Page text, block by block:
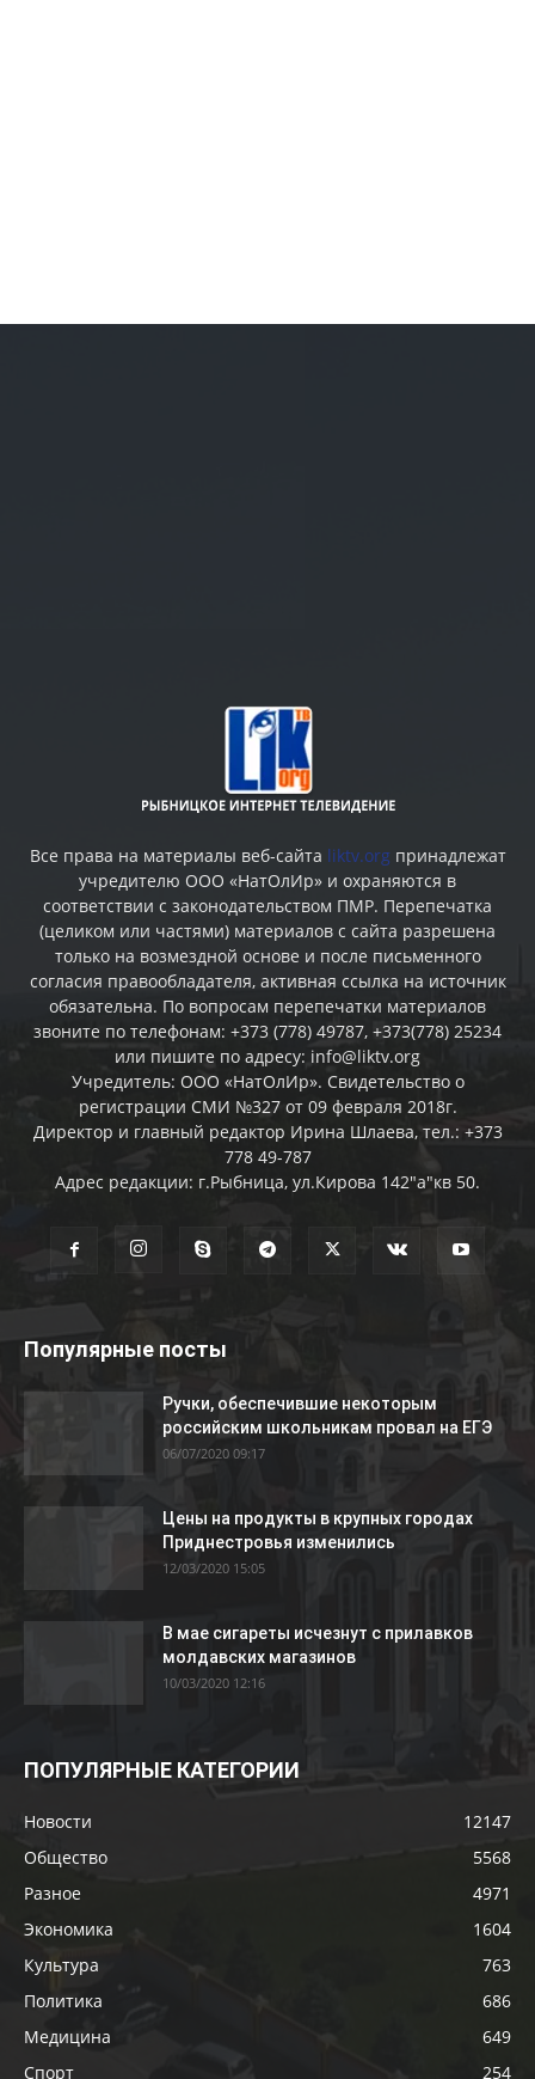
Все права на материалы веб-сайта liktv.org принадлежат
учредителю ООО «НатОлИр» и охраняются в
соответствии с законодательством ПМР. Перепечатка
(целиком или частями) материалов c сайта разрешена
только на возмездной основе и после письменного
согласия правообладателя, активная ссылка на источник
обязательна. По вопросам перепечатки материалов
звоните по телефонам: +373 (778) 49787, +373(778) 25234
или пишите по адресу: info@liktv.org
Учредитель: ООО «НатОлИр». Свидетельство о
регистрации СМИ №327 от 09 февраля 2018г.
Директор и главный редактор Ирина Шлаева, тел.: +373
778 49-787
Адрес редакции: г.Рыбница, ул.Кирова 142"а"кв 50.
Популярные посты
Ручки, обеспечившие некоторым
российским школьникам провал на ЕГЭ
06/07/2020 09:17
Цены на продукты в крупных городах
Приднестровья изменились
12/03/2020 15:05
В мае сигареты исчезнут с прилавков
молдавских магазинов
10/03/2020 12:16
ПОПУЛЯРНЫЕ КАТЕГОРИИ
Новости
12147
Общество
5568
Разное
4971
Экономика
1604
Культура
763
Политика
686
Медицина
649
Спорт
254